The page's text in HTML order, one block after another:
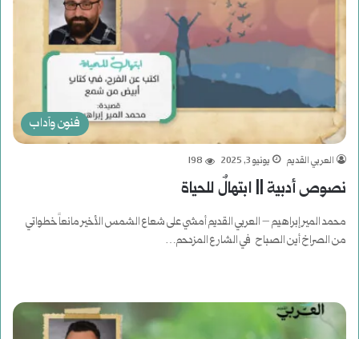
فنون وآداب
العربي القديم يونيو 3, 2025 198
نصوص أدبية || ابتهالٌ للحياة
محمد المير إبراهيم – العربي القديم أمشي على شعاع الشمس الأخير مانعاً خطواتي
من الصراخ أين الصباح في الشارع المزدحم…